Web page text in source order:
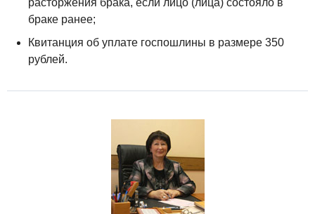
браке ранее;
Квитанция об уплате госпошлины в размере 350
рублей.